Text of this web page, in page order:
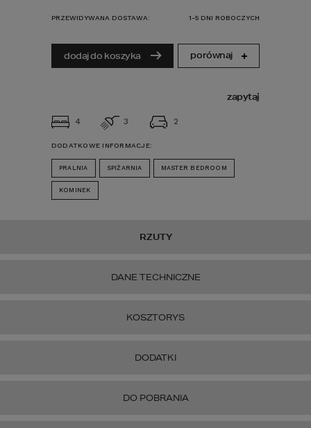
4 3 2
DODATKOWE INFORMACJE:
PRALNIA SPIŻARNIA MASTER BEDROOM
KOMINEK
PRZEWIDYWANA DOSTAWA: 1-5 DNI ROBOCZYCH
dodaj do koszyka porównaj
zapytaj
RZUTY
DANE TECHNICZNE
KOSZTORYS
DODATKI
DO POBRANIA